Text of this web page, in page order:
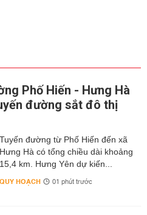
Phố Hiến - Hưng Hà
đường sắt đô thị
Tuyến đường từ Phố Hiến đến xã
Hưng Hà có tổng chiều dài khoảng
15,4 km. Hưng Yên dự kiến...
QUY HOẠCH 01 phút trước